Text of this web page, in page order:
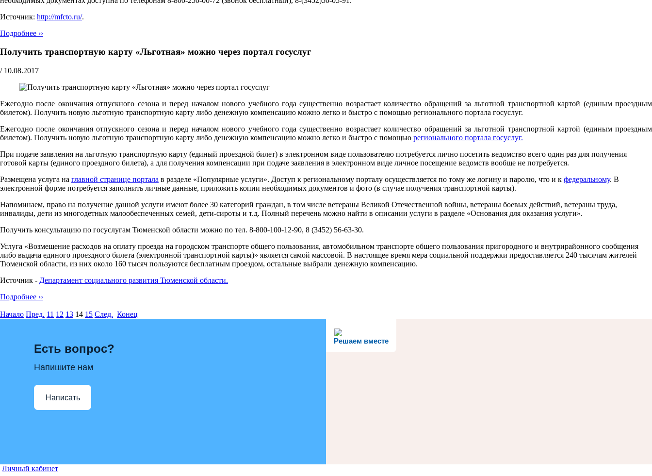
Источник: http://mfcto.ru/.
Подробнее ››
Получить транспортную карту «Льготная» можно через портал госуслуг
/ 10.08.2017
Ежегодно после окончания отпускного сезона и перед началом нового учебного года существенно возрастает количество обращений за льготной транспортной картой (единым проездным
билетом). Получить новую льготную транспортную карту либо денежную компенсацию можно легко и быстро с помощью регионального портала госуслуг.
Ежегодно после окончания отпускного сезона и перед началом нового учебного года существенно возрастает количество обращений за льготной транспортной картой (единым проездным
билетом). Получить новую льготную транспортную карту либо денежную компенсацию можно легко и быстро с помощью регионального портала госуслуг.
При подаче заявления на льготную транспортную карту (единый проездной билет) в электронном виде пользователю потребуется лично посетить ведомство всего один раз для получения
готовой карты (единого проездного билета), а для получения компенсации при подаче заявления в электронном виде личное посещение ведомств вообще не потребуется.
Размещена услуга на главной странице портала в разделе «Популярные услуги». Доступ к региональному порталу осуществляется по тому же логину и паролю, что и к федеральному. В
электронной форме потребуется заполнить личные данные, приложить копии необходимых документов и фото (в случае получения транспортной карты).
Напоминаем, право на получение данной услуги имеют более 30 категорий граждан, в том числе ветераны Великой Отечественной войны, ветераны боевых действий, ветераны труда,
инвалиды, дети из многодетных малообеспеченных семей, дети-сироты и т.д. Полный перечень можно найти в описании услуги в разделе «Основания для оказания услуги».
Получить консультацию по госуслугам Тюменской области можно по тел. 8-800-100-12-90, 8 (3452) 56-63-30.
Услуга «Возмещение расходов на оплату проезда на городском транспорте общего пользования, автомобильном транспорте общего пользования пригородного и внутрирайонного сообщения
либо выдача единого проездного билета (электронной транспортной карты)» является самой массовой. В настоящее время мера социальной поддержки предоставляется 240 тысячам жителей
Тюменской области, из них около 160 тысяч пользуются бесплатным проездом, остальные выбрали денежную компенсацию.
Источник - Департамент социального развития Тюменской области.
Подробнее ››
Начало Пред. 11 12 13 14 15 След. Конец
Решаем вместе
Есть вопрос?
Напишите нам
Написать
Личный кабинет